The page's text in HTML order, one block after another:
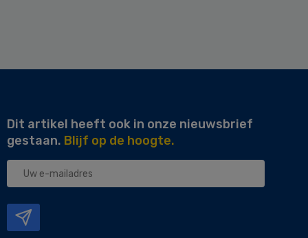
Dit artikel heeft ook in onze nieuwsbrief
gestaan. Blijf op de hoogte.
Uw